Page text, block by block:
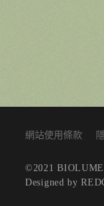
網站使用條款
©2021
Designed by